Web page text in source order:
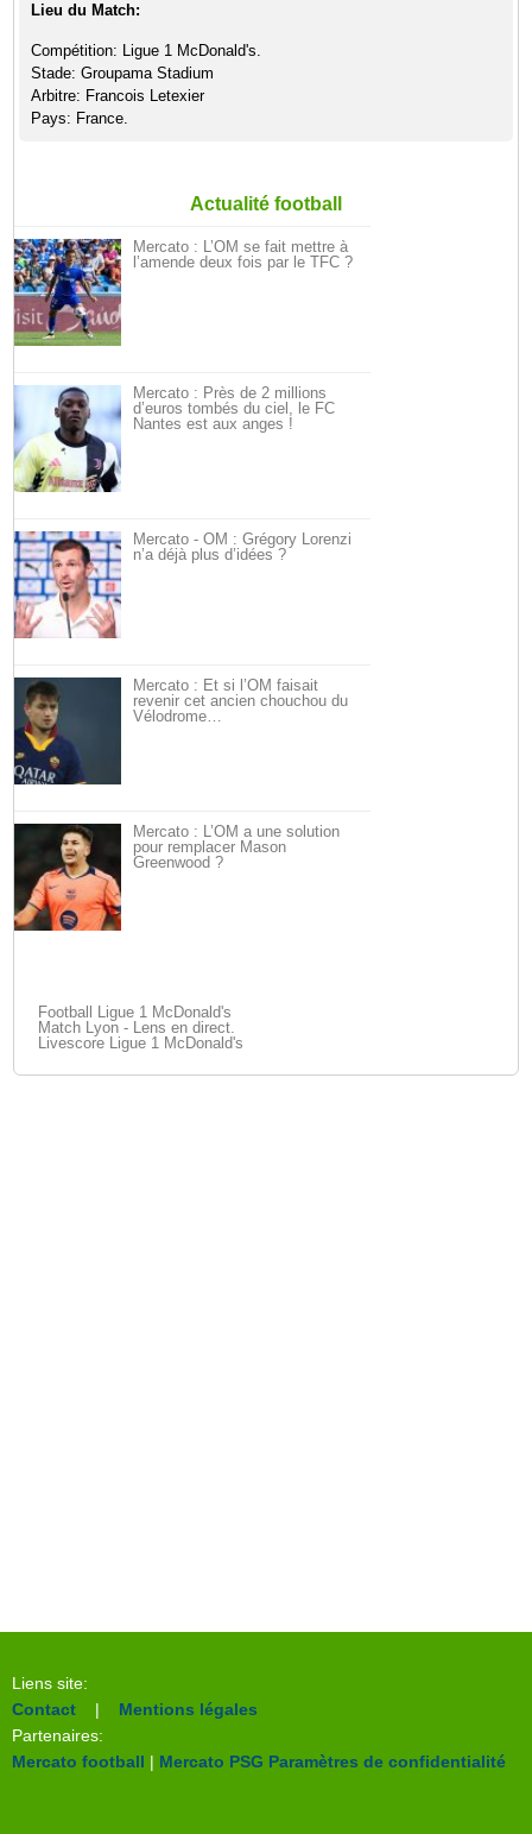
Lieu du Match:
Compétition: Ligue 1 McDonald's.
Stade: Groupama Stadium
Arbitre: Francois Letexier
Pays: France.
Actualité football
Mercato : L’OM se fait mettre à
l’amende deux fois par le TFC ?
Mercato : Près de 2 millions
d’euros tombés du ciel, le FC
Nantes est aux anges !
Mercato - OM : Grégory Lorenzi
n’a déjà plus d’idées ?
Mercato : Et si l’OM faisait
revenir cet ancien chouchou du
Vélodrome…
Mercato : L’OM a une solution
pour remplacer Mason
Greenwood ?
Football Ligue 1 McDonald's
Match Lyon - Lens en direct.
Livescore Ligue 1 McDonald's
Liens site:
Contact | Mentions légales
Partenaires:
Mercato football | Mercato PSG Paramètres de confidentialité